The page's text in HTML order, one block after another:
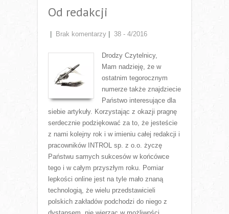
Od redakcji
Brak komentarzy 38 - 4/2016
Drodzy Czytelnicy,
Mam nadzieję, że w
ostatnim tegorocznym
numerze także znajdziecie
Państwo interesujące dla
siebie artykuły. Korzystając z okazji pragnę
serdecznie podziękować za to, że jesteście
z nami kolejny rok i w imieniu całej redakcji i
pracowników INTROL sp. z o.o. życzę
Państwu samych sukcesów w końcówce
tego i w całym przyszłym roku. Pomiar
lepkości online jest na tyle mało znaną
technologią, że wielu przedstawicieli
polskich zakładów podchodzi do niego z